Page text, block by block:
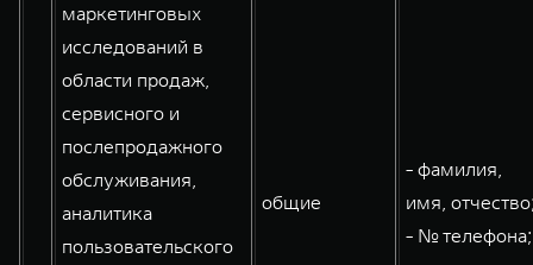
маркетинговых
исследований в
области продаж,
сервисного и
послепродажного
обслуживания,
аналитика
пользовательского
общие
- фамилия,
имя,
- № телефона;